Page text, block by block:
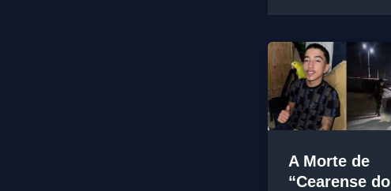
A Morte de
“Cearense do